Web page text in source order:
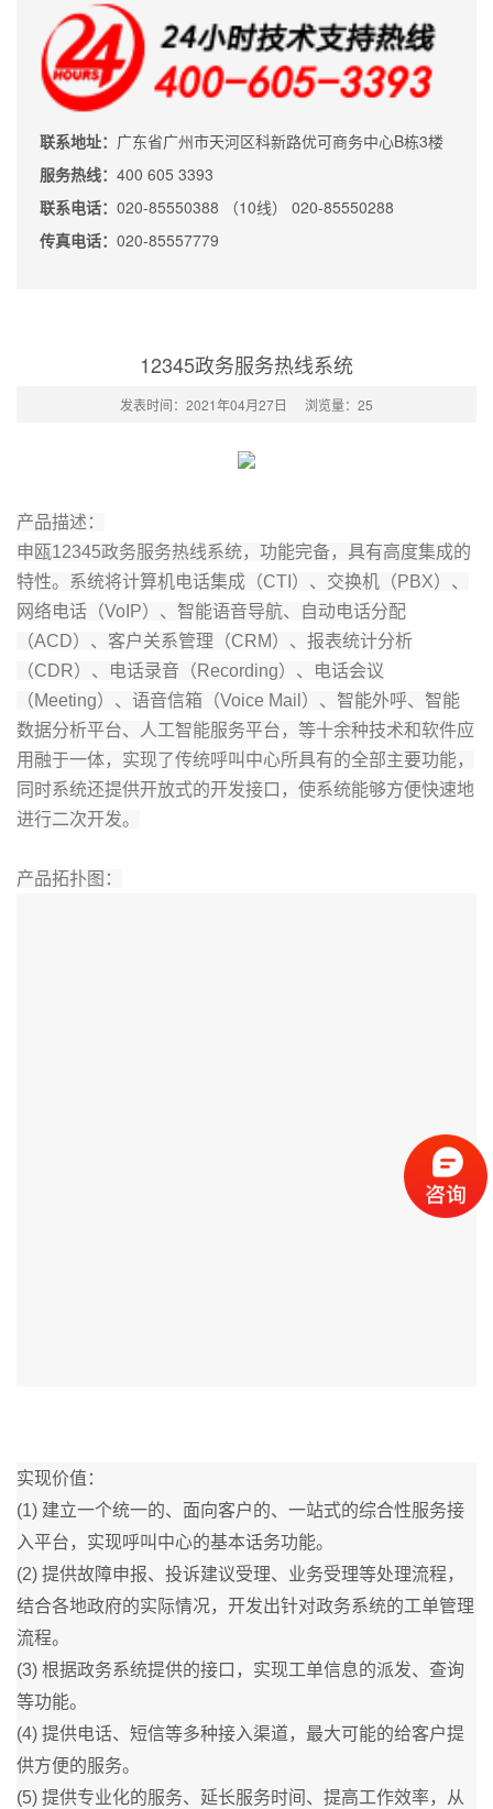
联系地址： 广东省广州市天河区科新路优可商务中心B栋3楼
服务热线： 400 605 3393
联系电话： 020-85550388 （10线） 020-85550288
传真电话： 020-85557779
12345政务服务热线系统
发表时间：2021年04月27日 浏览量：25
产品描述：
申瓯12345政务服务热线系统，功能完备，具有高度集成的
特性。系统将计算机电话集成（CTI）、交换机（PBX）、
网络电话（VoIP）、智能语音导航、自动电话分配
（ACD）、客户关系管理（CRM）、报表统计分析
（CDR）、电话录音（Recording）、电话会议
（Meeting）、语音信箱（Voice Mail）、智能外呼、智能
数据分析平台、人工智能服务平台，等十余种技术和软件应
用融于一体，实现了传统呼叫中心所具有的全部主要功能，
同时系统还提供开放式的开发接口，使系统能够方便快速地
进行二次开发。
产品拓扑图：
实现价值：
(1) 建立一个统一的、面向客户的、一站式的综合性服务接
入平台，实现呼叫中心的基本话务功能。
(2) 提供故障申报、投诉建议受理、业务受理等处理流程，
结合各地政府的实际情况，开发出针对政务系统的工单管理
流程。
(3) 根据政务系统提供的接口，实现工单信息的派发、查询
等功能。
(4) 提供电话、短信等多种接入渠道，最大可能的给客户提
供方便的服务。
(5) 提供专业化的服务、延长服务时间、提高工作效率，从